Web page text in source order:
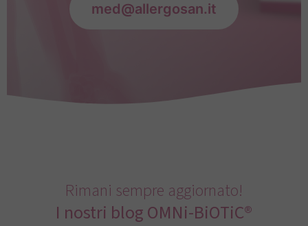
med@allergosan.it
Rimani sempre aggiornato!
I nostri blog OMNi-BiOTiC®